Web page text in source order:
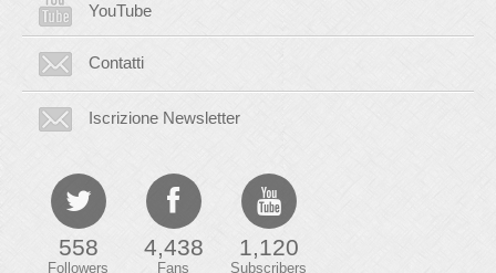
YouTube
Contatti
Iscrizione Newsletter
558
Followers
4,438
Fans
1,120
Subscribers